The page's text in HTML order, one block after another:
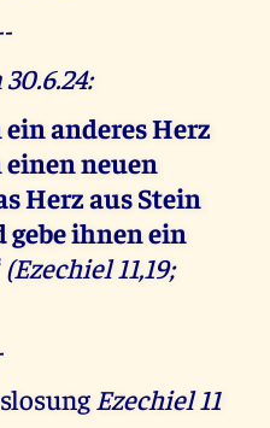
anderes Herz
neuen
Herz aus Stein
ihnen ein
(Ezechiel 11,19;
Ezechiel 11